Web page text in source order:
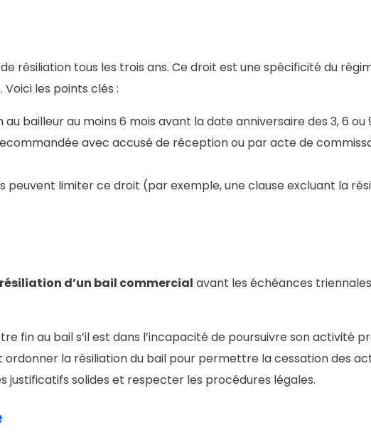
résiliation tous les trois ans. Ce droit est une spécificité du
les points clés :
bailleur au moins 6 mois avant la date anniversaire des 3, 6 ou
avec accusé de réception ou par acte de
peuvent limiter ce droit (par exemple, une clause excluant la
résiliation d’un bail commercial avant les échéances
fin au bail s’il est dans l’incapacité de poursuivre son activité
ordonner la résiliation du bail pour permettre la cessation des
justificatifs solides et respecter les procédures légales.